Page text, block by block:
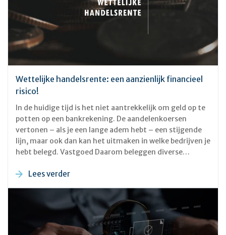
Wettelijke handelsrente: een aanzienlijk financieel
risico!
In de huidige tijd is het niet aantrekkelijk om geld op te
potten op een bankrekening. De aandelenkoersen
vertonen – als je een lange adem hebt – een stijgende
lijn, maar ook dan kan het uitmaken in welke bedrijven je
hebt belegd. Vastgoed Daarom beleggen diverse
vastgoed. Aangetrokken door de enorme stijging van
de prijzen van vastgoed in het algemeen en woonruimte
in het bijzonder kan het zeker interessant zijn om
panden te kopen. Om te beginnen stijgt de waarde er
van hoegenaamd automatisch met het verstrijken der
jaren. En je ontvangt ook nog
Lees verder